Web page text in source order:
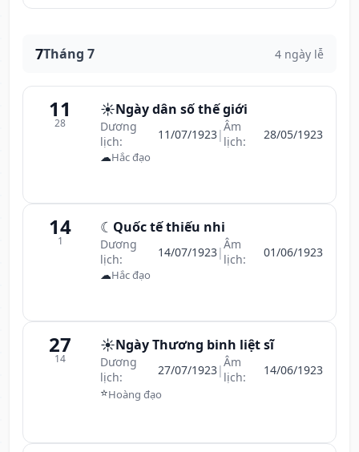
7Tháng 7 4 ngày lễ
11
28
☀️Ngày dân số thế giới
Dương
lịch:
11/07/1923|Âm
lịch:
28/05/1923
☁Hắc đạo
14
1
☾ Quốc tế thiếu nhi
Dương
lịch:
14/07/1923|Âm
lịch:
01/06/1923
☁Hắc đạo
27
14
☀️Ngày Thương binh liệt sĩ
Dương
lịch:
27/07/1923|Âm
lịch:
14/06/1923
⭐Hoàng đạo